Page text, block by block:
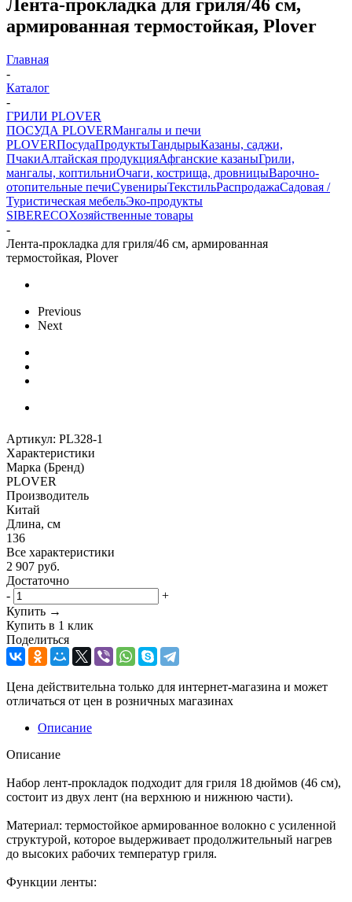
Лента-прокладка для гриля/46 см,
армированная термостойкая, Plover
Главная
-
Каталог
-
ГРИЛИ PLOVER
ПОСУДА PLOVERМангалы и печи
PLOVERПосудаПродуктыТандырыКазаны, саджи,
ПчакиАлтайская продукцияАфганские казаныГрили,
мангалы, коптильниОчаги, кострища, дровницыВарочно-
отопительные печиСувенирыТекстильРаспродажаСадовая /
Туристическая мебельЭко-продукты
SIBERECOХозяйственные товары
-
Лента-прокладка для гриля/46 см, армированная
термостойкая, Plover
Previous
Next
Артикул: PL328-1
Характеристики
Марка (Бренд)
PLOVER
Производитель
Китай
Длина, см
136
Все характеристики
2 907 руб.
Достаточно
-
+
Купить →
Купить в 1 клик
Поделиться
Цена действительна только для интернет-магазина и может
отличаться от цен в розничных магазинах
Описание
Описание
Набор лент-прокладок подходит для гриля 18 дюймов (46 см),
состоит из двух лент (на верхнюю и нижнюю части).
Материал: термостойкое армированное волокно с усиленной
структурой, которое выдерживает продолжительный нагрев
до высоких рабочих температур гриля.
Функции ленты: